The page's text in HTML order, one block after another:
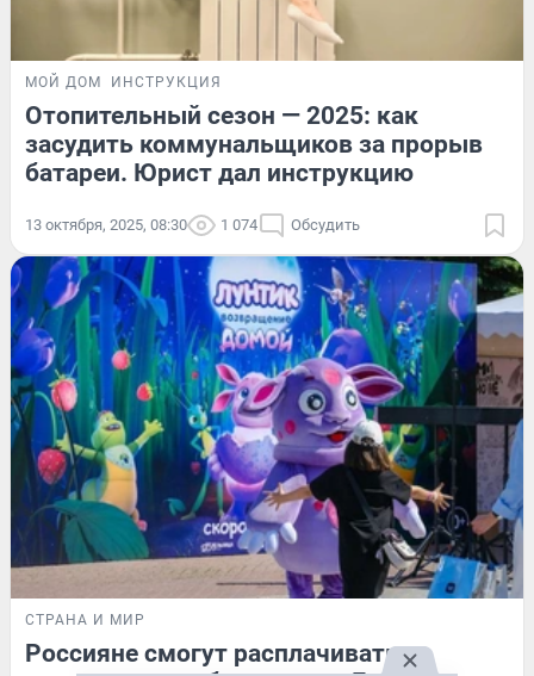
МОЙ ДОМ ИНСТРУКЦИЯ
Отопительный сезон — 2025: как
засудить коммунальщиков за прорыв
батареи. Юрист дал инструкцию
13 октября, 2025, 08:30 1 074 Обсудить
СТРАНА И МИР
Россияне смогут расплачиваться